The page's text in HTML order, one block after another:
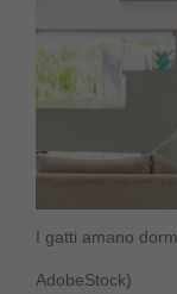
I gatti amano
AdobeStock)